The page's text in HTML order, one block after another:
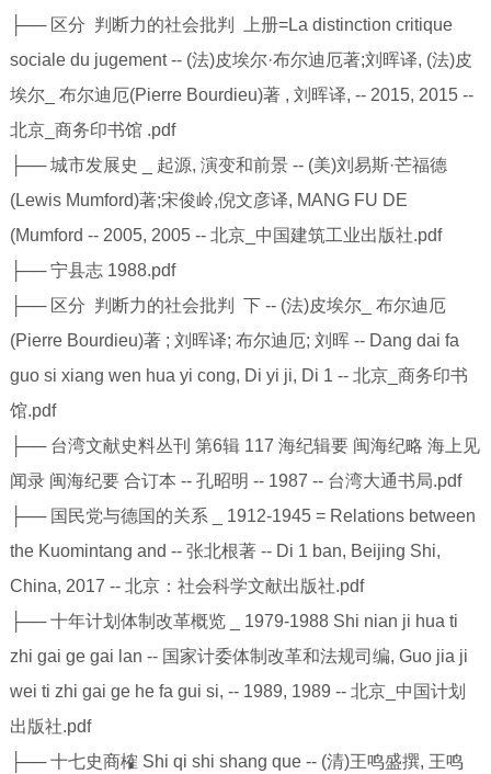
├── 区分 判断力的社会批判 上册=La distinction critique
sociale du jugement -- (法)皮埃尔·布尔迪厄著;刘晖译, (法)皮
埃尔_ 布尔迪厄(Pierre Bourdieu)著 , 刘晖译, -- 2015, 2015 --
北京_商务印书馆 .pdf
├── 城市发展史 _ 起源, 演变和前景 -- (美)刘易斯·芒福德
(Lewis Mumford)著;宋俊岭,倪文彦译, MANG FU DE
(Mumford -- 2005, 2005 -- 北京_中国建筑工业出版社.pdf
├── 宁县志 1988.pdf
├── 区分 判断力的社会批判 下 -- (法)皮埃尔_ 布尔迪厄
(Pierre Bourdieu)著 ; 刘晖译; 布尔迪厄; 刘晖 -- Dang dai fa
guo si xiang wen hua yi cong, Di yi ji, Di 1 -- 北京_商务印书
馆.pdf
├── 台湾文献史料丛刊 第6辑 117 海纪辑要 闽海纪略 海上见
闻录 闽海纪要 合订本 -- 孔昭明 -- 1987 -- 台湾大通书局.pdf
├── 国民党与德国的关系 _ 1912-1945 = Relations between
the Kuomintang and -- 张北根著 -- Di 1 ban, Beijing Shi,
China, 2017 -- 北京：社会科学文献出版社.pdf
├── 十年计划体制改革概览 _ 1979-1988 Shi nian ji hua ti
zhi gai ge gai lan -- 国家计委体制改革和法规司编, Guo jia ji
wei ti zhi gai ge he fa gui si, -- 1989, 1989 -- 北京_中国计划
出版社.pdf
├── 十七史商榷 Shi qi shi shang que -- (清)王鸣盛撰, 王鸣